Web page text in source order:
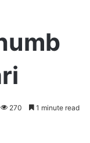
270 1 minute read